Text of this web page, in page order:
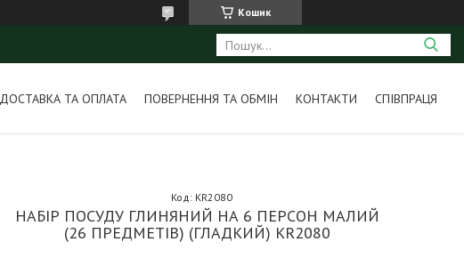
Кошик
ДОСТАВКА ТА ОПЛАТА ПОВЕРНЕННЯ ТА ОБМІН КОНТАКТИ СПІВПРАЦЯ
НАБІР ПОСУДУ ГЛИНЯНИЙ НА 6 ПЕРСОН МАЛИЙ
(26 ПРЕДМЕТІВ) (ГЛАДКИЙ) KR2080
Код: KR2080